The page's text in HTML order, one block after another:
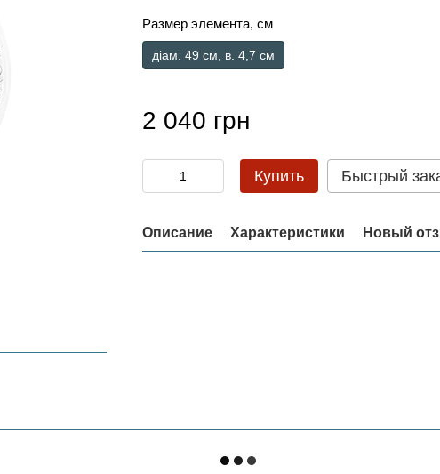
Размер элемента, см
діам. 49 см, в. 4,7 см
2 040 грн
Купить Быстрый
Описание Характеристики Новый